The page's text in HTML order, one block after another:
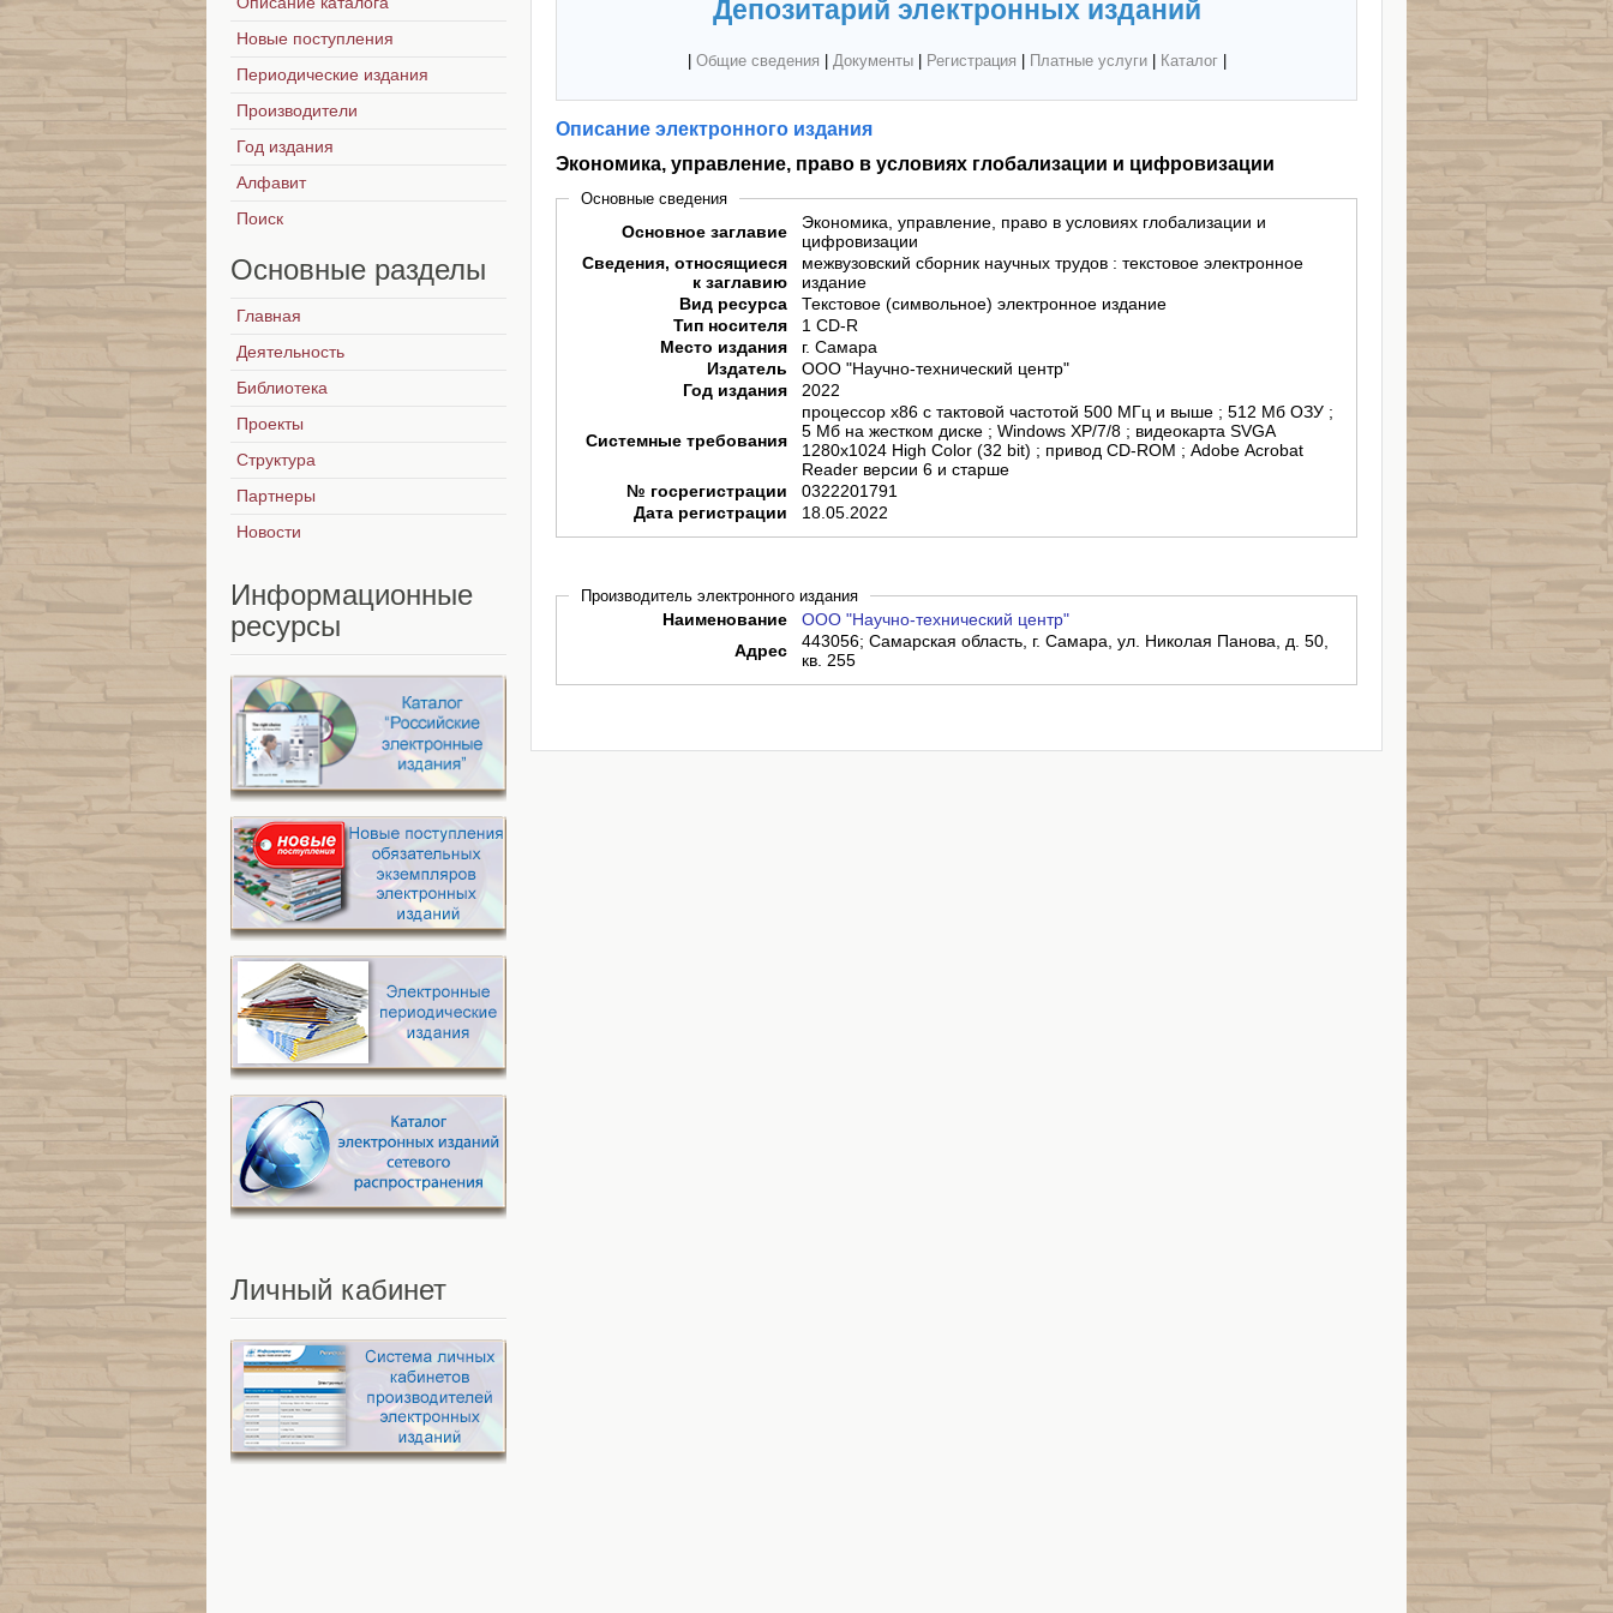
Депозитарий электронных изданий
Общие сведения Документы| Регистрация Платные услуги| Каталог|
Описание электронного издания
Экономика, управление, право в условиях глобализации и цифровизации
Основные сведения
Основное заглавие
Экономика, управление, право в условиях глобализации и
цифровизации
Сведения, относящиеся
к заглавию
межвузовский сборник научных трудов : текстовое электронное
издание
Вид ресурса
Текстовое (символьное) электронное издание
Тип носителя
1 CD-R
Место издания
г. Самара
Издатель
ООО "Научно-технический центр"
Год издания
2022
Системные требования
процессор х86 с тактовой частотой 500 МГц и выше ; 512 Мб ОЗУ ;
5 Мб на жестком диске ; Windows XP/7/8 ; видеокарта SVGA
1280х1024 High Color (32 bit) ; привод СD-ROM ; Adobe Acrobat
Reader версии 6 и старше
№ госрегистрации
0322201791
Дата регистрации
18.05.2022
Производитель электронного издания
Наименование
ООО "Научно-технический центр"
Адрес
443056; Самарская область, г. Самара, ул. Николая Панова, д. 50,
кв. 255
Новые поступления
Периодические издания
Производители
Год издания
Алфавит
Поиск
Основные разделы
Главная
Деятельность
Библиотека
Проекты
Структура
Партнеры
Новости
Информационные
ресурсы
Личный кабинет